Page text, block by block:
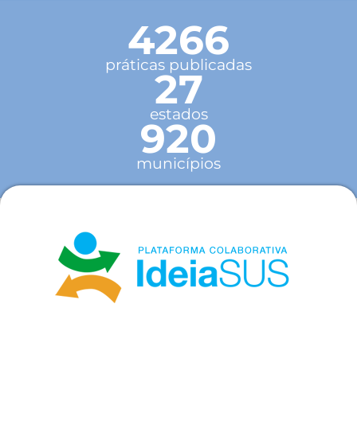
4266
práticas publicadas
27
estados
920
municípios